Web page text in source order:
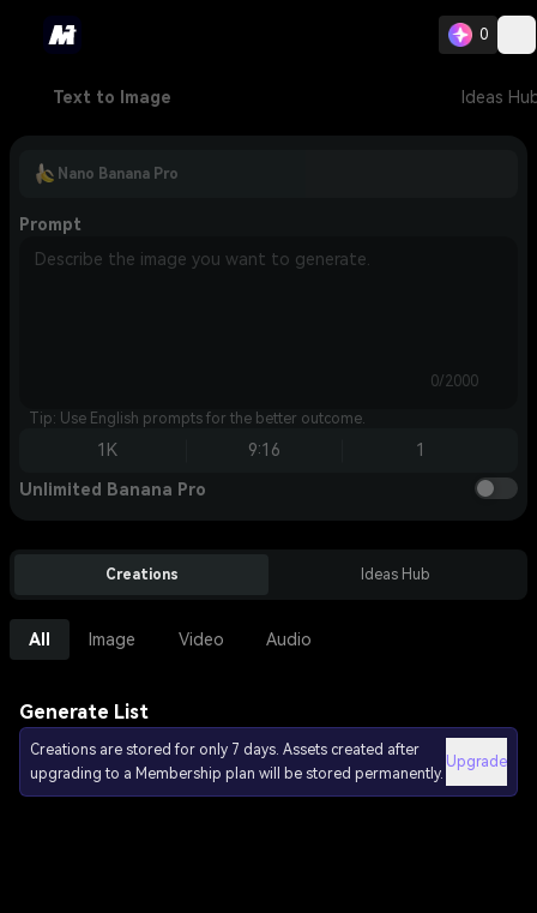
0
Text to Image Ideas
Nano Banana Pro
Prompt
0/2000
Tip: Use English prompts for the better outcome.
1K 9:16 1
Unlimited Banana Pro
Creations Ideas Hub
All Image Video Audio
Generate List
Creations are stored for only 7 days. Assets created after
upgrading to a Membership plan will be stored permanently.
Upgrade